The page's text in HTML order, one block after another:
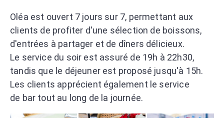
Oléa est ouvert 7 jours sur 7, permettant aux
clients de profiter d'une sélection de boissons,
d'entrées à partager et de dîners délicieux.
Le service du soir est assuré de 19h à 22h30,
tandis que le déjeuner est proposé jusqu'à 15h.
Les clients apprécient également le service
de bar tout au long de la journée.